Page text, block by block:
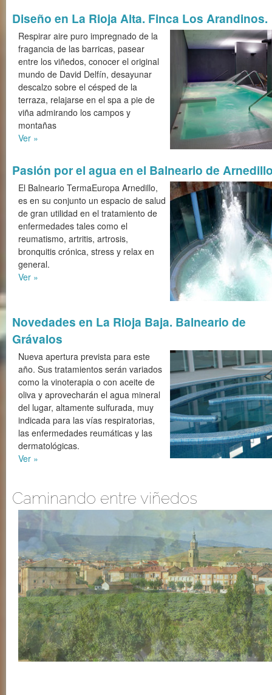
Diseño en La Rioja Alta. Finca Los Arandinos.
Respirar aire puro impregnado de la
fragancia de las barricas, pasear
entre los viñedos, conocer el original
mundo de David Delfín, desayunar
descalzo sobre el césped de la
terraza, relajarse en el spa a pie de
viña admirando los campos y
montañas
Ver »
Pasión por el agua en el Balneario de
El Balneario TermaEuropa Arnedillo,
es en su conjunto un espacio de salud
de gran utilidad en el tratamiento de
enfermedades tales como el
reumatismo, artritis, artrosis,
bronquitis crónica, stress y relax en
general.
Ver »
Novedades en La Rioja Baja. Balneario de
Grávalos
Nueva apertura prevista para este
año. Sus tratamientos serán variados
como la vinoterapia o con aceite de
oliva y aprovecharán el agua mineral
del lugar, altamente sulfurada, muy
indicada para las vías respiratorias,
las enfermedades reumáticas y las
dermatológicas.
Ver »
Caminando entre viñedos